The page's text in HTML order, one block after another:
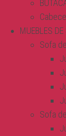
MUEBLES
Sofa
Sofa